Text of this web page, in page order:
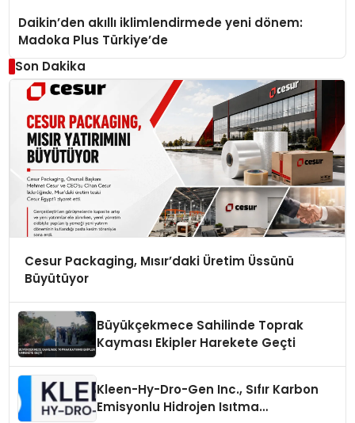
Daikin’den akıllı iklimlendirmede yeni dönem:
Madoka Plus Türkiye’de
Son Dakika
Cesur Packaging, Mısır’daki Üretim Üssünü
Büyütüyor
Büyükçekmece Sahilinde Toprak
Kayması Ekipler Harekete Geçti
Kleen-Hy-Dro-Gen Inc., Sıfır Karbon
Emisyonlu Hidrojen Isıtma